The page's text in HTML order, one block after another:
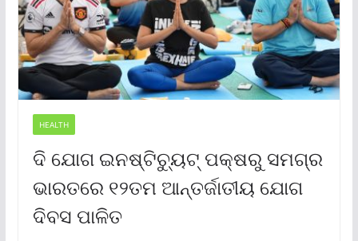
HEALTH
ଦି ଯୋଗ ଇନଷ୍ଟିଚ୍ୟୁଟ୍ ପକ୍ଷରୁ ସମଗ୍ର
ଭାରତରେ ୧୨ତମ ଆନ୍ତର୍ଜାତୀୟ ଯୋଗ
ଦିବସ ପାଳିତ